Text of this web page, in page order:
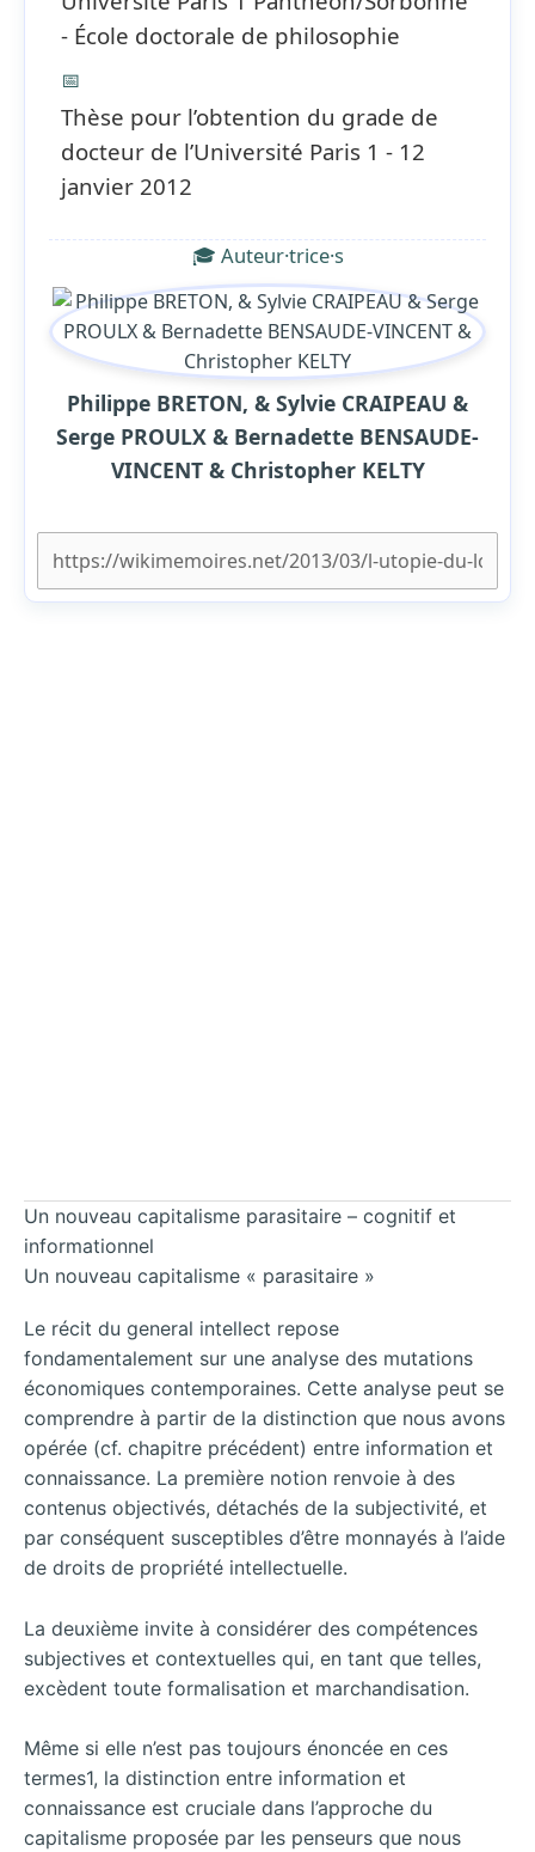
- École doctorale de philosophie
📅
Thèse pour l’obtention du grade de
docteur de l’Université Paris 1 - 12
janvier 2012
🎓 Auteur·trice·s
Philippe BRETON, & Sylvie CRAIPEAU &
Serge PROULX & Bernadette BENSAUDE-
VINCENT & Christopher KELTY
Un nouveau capitalisme parasitaire – cognitif et
informationnel
Un nouveau capitalisme « parasitaire »
Le récit du general intellect repose
fondamentalement sur une analyse des mutations
économiques contemporaines. Cette analyse peut se
comprendre à partir de la distinction que nous avons
opérée (cf. chapitre précédent) entre information et
connaissance. La première notion renvoie à des
contenus objectivés, détachés de la subjectivité, et
par conséquent susceptibles d’être monnayés à l’aide
de droits de propriété intellectuelle.
La deuxième invite à considérer des compétences
subjectives et contextuelles qui, en tant que telles,
excèdent toute formalisation et marchandisation.
Même si elle n’est pas toujours énoncée en ces
termes1, la distinction entre information et
connaissance est cruciale dans l’approche du
capitalisme proposée par les penseurs que nous